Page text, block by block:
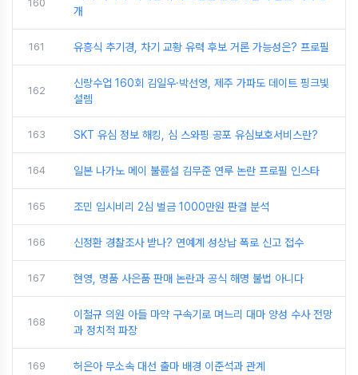
160
개
161 유흥식 추기경, 차기 교황 유력 후보 거론 가능성은? 프로필
162
신랑수업 160회 김일우·박선영, 제주 가파도 데이트 핑크빛
설렘
163 SKT 유심 정보 해킹, 심 스와핑 공포 유심보호서비스란?
164 일본 나가노 메이 불륜설 김무준 연루 논란 프로필 인스타
165 조민 입시비리 2심 벌금 1000만원 판결 분석
166 신정환 경찰조사 받나? 연예계 성상납 폭로 신고 접수
167 현영, 명품 사은품 판매 논란과 공식 해명 불법 아니다
168
이철규 의원 아들 마약 구속기로 며느리 대마 양성 수사 전망
과 정치적 파장
169 허은아 무소속 대선 출마 배경 이준석과 관계